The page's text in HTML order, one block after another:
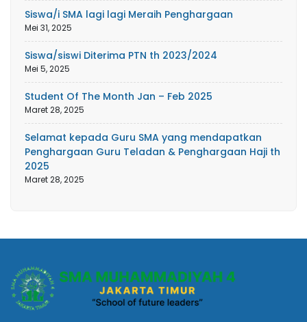
Siswa/i SMA lagi lagi Meraih Penghargaan
Mei 31, 2025
Siswa/siswi Diterima PTN th 2023/2024
Mei 5, 2025
Student Of The Month Jan – Feb 2025
Maret 28, 2025
Selamat kepada Guru SMA yang mendapatkan
Penghargaan Guru Teladan & Penghargaan Haji th
2025
Maret 28, 2025